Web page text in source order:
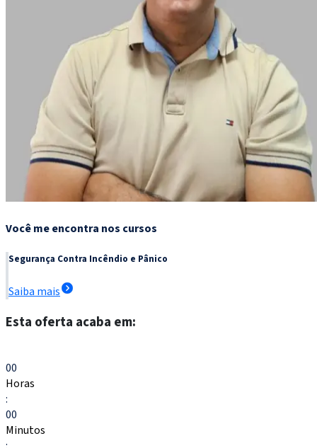
Você me encontra nos cursos
Segurança Contra Incêndio e Pânico
Saiba mais
Esta oferta acaba em:
00
Horas
:
00
Minutos